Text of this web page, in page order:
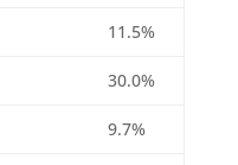
11.5%
30.0%
9.7%